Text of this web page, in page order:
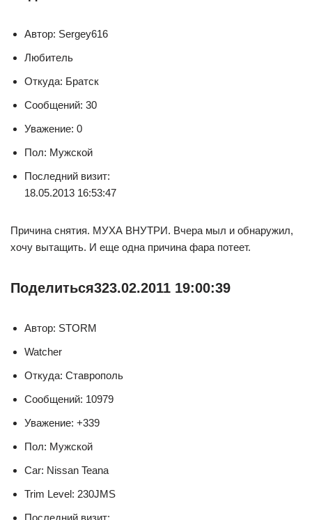
Автор: Sergey616
Любитель
Откуда: Братск
Сообщений: 30
Уважение: 0
Пол: Мужской
Последний визит:
18.05.2013 16:53:47
Причина снятия. МУХА ВНУТРИ. Вчера мыл и обнаружил,
хочу вытащить. И еще одна причина фара потеет.
Поделиться323.02.2011 19:00:39
Автор: STORM
Watcher
Откуда: Ставрополь
Сообщений: 10979
Уважение: +339
Пол: Мужской
Car: Nissan Teana
Trim Level: 230JMS
Последний визит: